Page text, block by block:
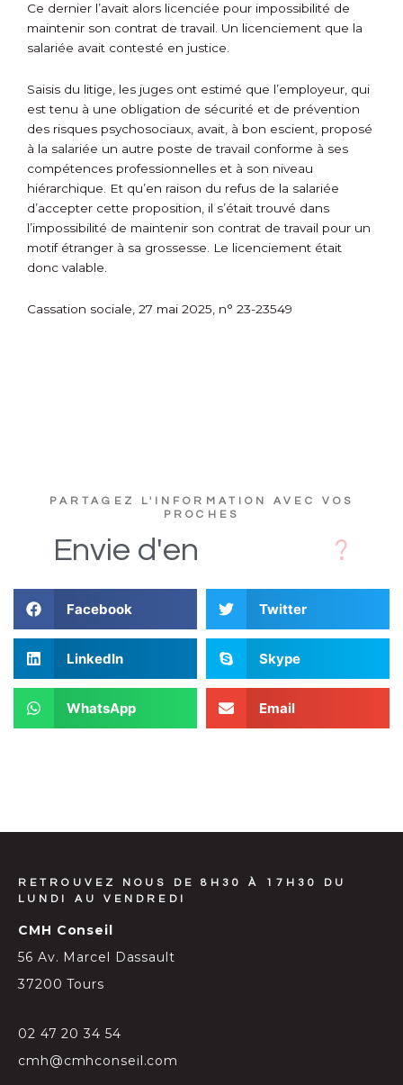
Ce dernier l’avait alors licenciée pour impossibilité de
maintenir son contrat de travail. Un licenciement que la
salariée avait contesté en justice.
Saisis du litige, les juges ont estimé que l’employeur, qui
est tenu à une obligation de sécurité et de prévention
des risques psychosociaux, avait, à bon escient, proposé
à la salariée un autre poste de travail conforme à ses
compétences professionnelles et à son niveau
hiérarchique. Et qu’en raison du refus de la salariée
d’accepter cette proposition, il s’était trouvé dans
l’impossibilité de maintenir son contrat de travail pour un
motif étranger à sa grossesse. Le licenciement était
donc valable.
Cassation sociale, 27 mai 2025, n° 23-23549
PARTAGEZ L'INFORMATION AVEC VOS
PROCHES
Envie d'en
Facebook Twitter
LinkedIn Skype
WhatsApp Email
RETROUVEZ NOUS DE 8H30 À 17H30 DU
LUNDI AU VENDREDI
CMH Conseil
56 Av. Marcel Dassault
37200 Tours
02 47 20 34 54
cmh@cmhconseil.com